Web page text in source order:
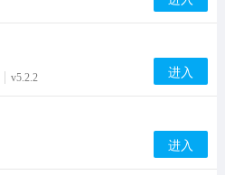
v5.2.2 进入
进入